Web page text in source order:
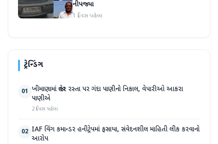
નીપજ્યા
1 દિવસ પહેલા
ટ્રેન્ડિંગ
01 ખીમાણામાં જાહેર રસ્તા પર ગંદા પાણીનો નિકાલ, વેપારીઓ આકરા
પાણીએ
2 દિવસ પહેલા
02 IAF વિંગ કમાન્ડર હનીટ્રેપમાં ફસાયા, સંવેદનશીલ માહિતી લીક કરવાનો
આરોપ